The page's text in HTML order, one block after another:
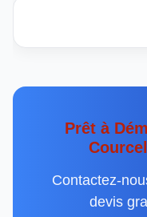
Prêt à
Contactez-
devis